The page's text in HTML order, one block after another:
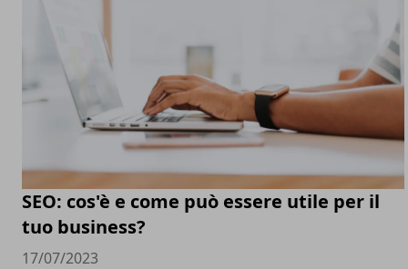
SEO: cos'è e come può essere utile per il
tuo business?
17/07/2023